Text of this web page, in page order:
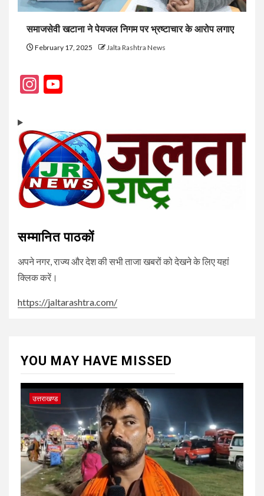
समाजसेवी खटाना ने पेयजल निगम पर भ्रष्टाचार के आरोप लगाए
February 17, 2025 Jalta Rashtra News
Instagram
सम्मानित पाठकों
अपने नगर, राज्य और देश की सभी ताजा खबरों को देखने के लिए यहां
क्लिक करें।
https://jaltarashtra.com/
YOU MAY HAVE MISSED
उत्तराखण्ड